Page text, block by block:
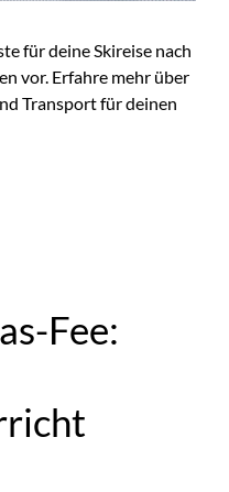
für deine Skireise nach
vor. Erfahre mehr über
Transport für deinen
Fee: